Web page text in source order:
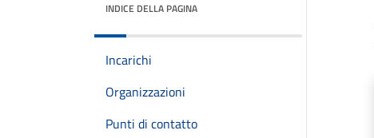
INDICE DELLA PAGINA
Incarichi
Organizzazioni
Punti di contatto